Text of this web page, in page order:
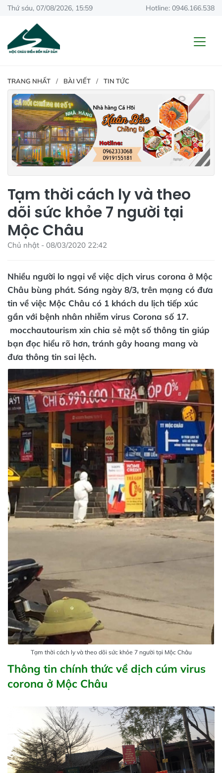
Thứ sáu, 07/08/2026, 15:59 Hotline: 0946.166.538
TRANG NHẤT BÀI VIẾT TIN TỨC
Tạm thời cách ly và theo
dõi sức khỏe 7 người tại
Mộc Châu
Chủ nhật - 08/03/2020 22:42
Nhiều người lo ngại về việc dịch virus corona ở Mộc
Châu bùng phát. Sáng ngày 8/3, trên mạng có đưa
tin về việc Mộc Châu có 1 khách du lịch tiếp xúc
gần với bệnh nhân nhiễm virus Corona số 17.
mocchautourism xin chia sẻ một số thông tin giúp
bạn đọc hiểu rõ hơn, tránh gây hoang mang và
đưa thông tin sai lệch.
Tạm thời cách ly và theo dõi sức khỏe 7 người tại Mộc Châu
Thông tin chính thức về dịch cúm virus
corona ở Mộc Châu